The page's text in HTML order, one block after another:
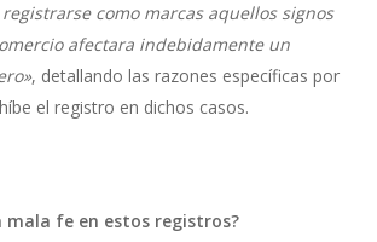
como marcas aquellos signos
afectara indebidamente un
, detallando las razones específicas por
el registro en dichos casos.
mala fe en estos registros?